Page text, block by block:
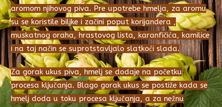
aromom njihovog piva. Pre upotrebe hmelja, za aromu
su se koristile biljke i začini poput korijandera ,
muskatnog oraha, hrastovog lista, karanfičića, kamilice
i na taj način se suprotstavljalo slatkoći slada.
Za gorak ukus piva, hmelj se dodaje na početku
procesa ključanja. Blago gorak ukus se postiže kada se
hmelj doda u toku procesa ključanja, a za nežnu